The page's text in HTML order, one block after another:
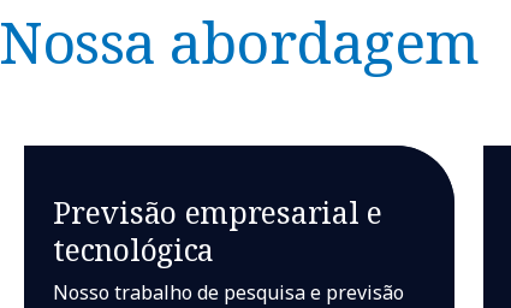
Nossa abordagem
Previsão empresarial e
tecnológica
Nosso trabalho de pesquisa e previsão